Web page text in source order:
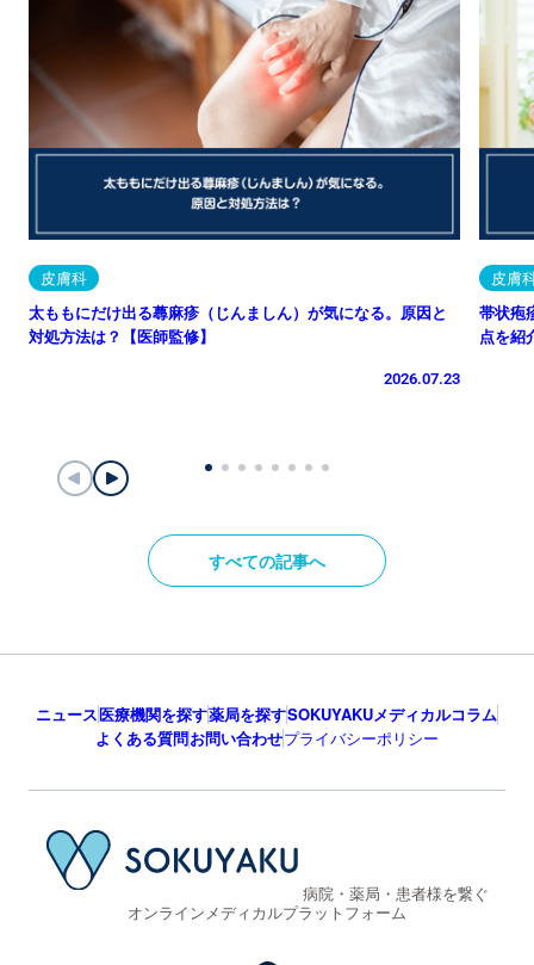
皮膚科
太ももにだけ出る蕁麻疹（じんましん）が気になる。原因と
対処方法は？【医師監修】
2026.07.23
皮膚
帯状疱
点を紹
すべての記事へ
ニュース医療機関を探す薬局を探すSOKUYAKUメディカルコラム
よくある質問お問い合わせプライバシーポリシー
病院・薬局・患者様を繋ぐ
オンラインメディカルプラットフォーム